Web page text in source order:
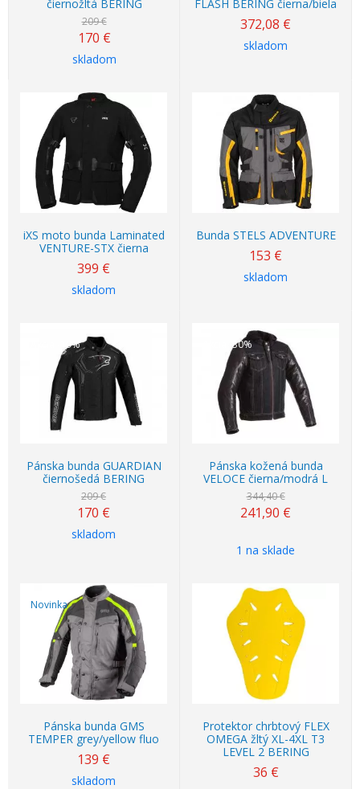
čiernožltá BERING
209 €
170 €
skladom
FLASH BERING čierna/biela
372,08 €
skladom
iXS moto bunda Laminated
VENTURE-STX čierna
399 €
skladom
Bunda STELS ADVENTURE
153 €
skladom
-19%
Pánska bunda GUARDIAN
čiernošedá BERING
209 €
170 €
skladom
-30%
Pánska kožená bunda
VELOCE čierna/modrá L
344,40 €
241,90 €
1 na sklade
Novinka
Pánska bunda GMS
TEMPER grey/yellow fluo
139 €
skladom
Protektor chrbtový FLEX
OMEGA žltý XL-4XL T3
LEVEL 2 BERING
36 €